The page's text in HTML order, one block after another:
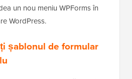
un nou meniu WPForms în
WordPress.
șablonul de formular